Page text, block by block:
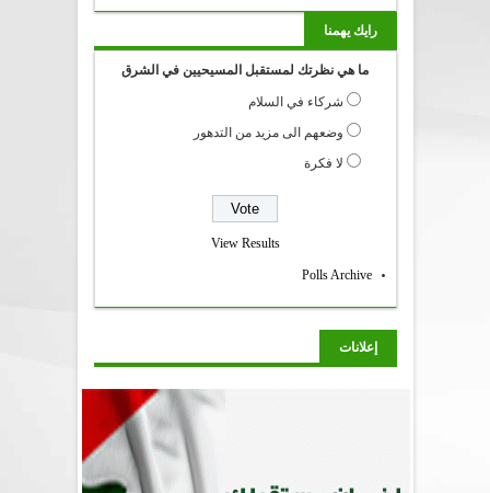
رايك يهمنا
ما هي نظرتك لمستقبل المسيحيين في الشرق
شركاء في السلام
وضعهم الى مزيد من التدهور
لا فكرة
View Results
Polls Archive
إعلانات